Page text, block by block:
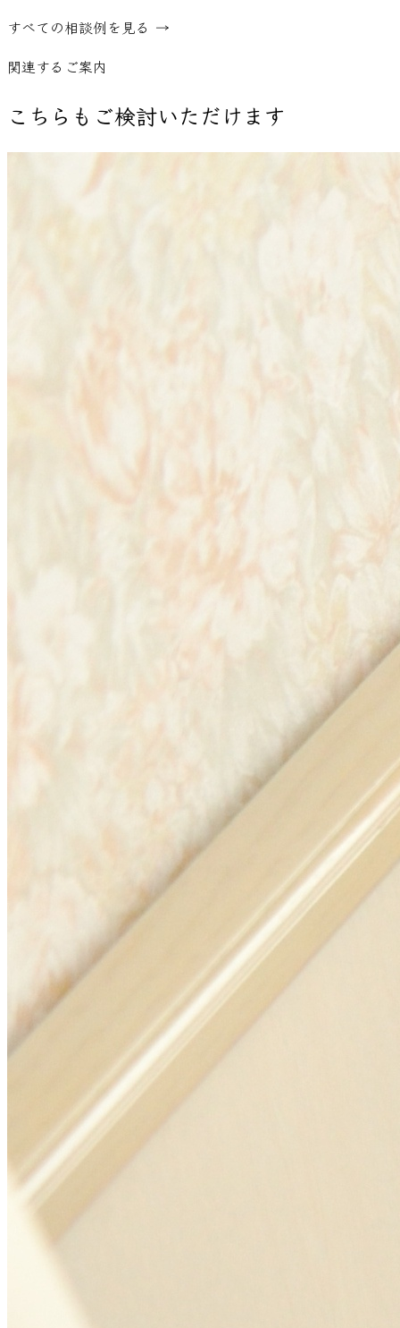
すべての相談例を見る →
関連するご案内
こちらもご検討いただけます